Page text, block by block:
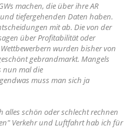
machen, die über ihre AR
tiefergehenden Daten haben.
mit ab. Die von der
über Profitabilität oder
wurden bisher von
gebrandmarkt. Mangels
nun mal die
muss man sich ja
alles schön oder schlecht rechnen
Verkehr und Luftfahrt hab ich für